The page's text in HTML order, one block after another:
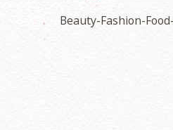
Beauty-Fashion-